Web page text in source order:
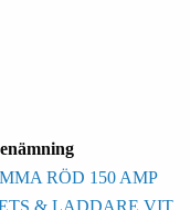
RÖD 150 AMP